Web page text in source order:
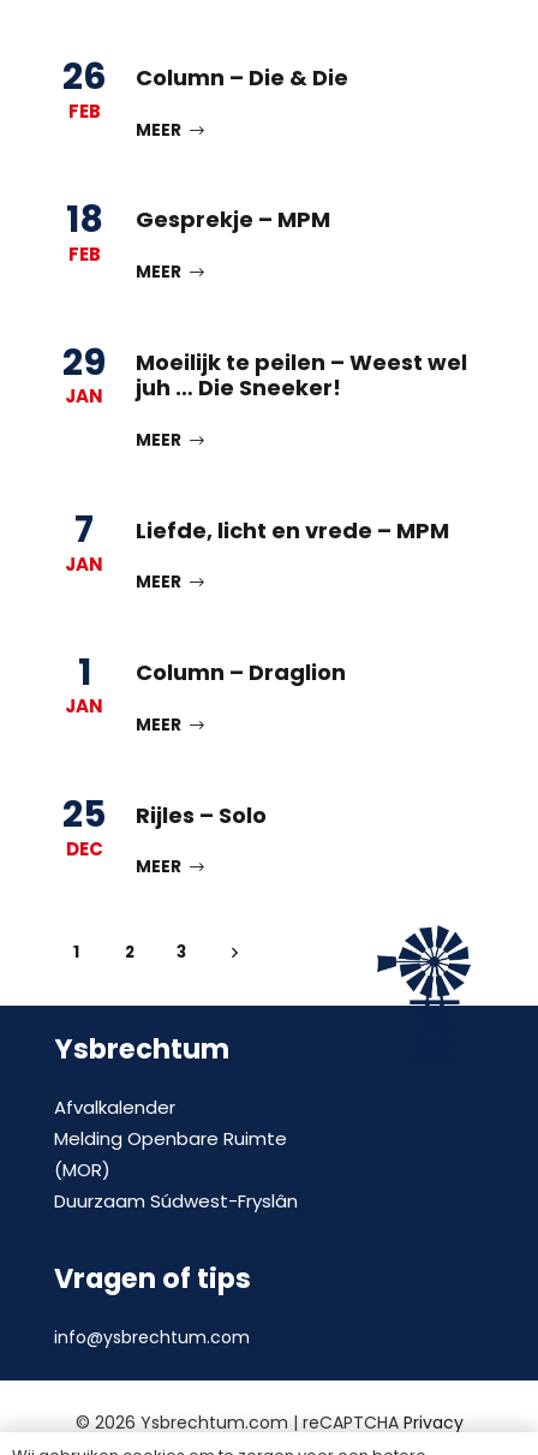
26
FEB
Column – Die & Die
MEER
18
FEB
Gesprekje – MPM
MEER
29
JAN
Moeilijk te peilen – Weest wel
juh … Die Sneeker!
MEER
7
JAN
Liefde, licht en vrede – MPM
MEER
1
JAN
Column – Draglion
MEER
25
DEC
Rijles – Solo
MEER
1 2 3
Ysbrechtum
Afvalkalender
Melding Openbare Ruimte
(MOR)
Duurzaam Súdwest-Fryslân
Vragen of tips
info@ysbrechtum.com
© 2026 Ysbrechtum.com | reCAPTCHA Privacy